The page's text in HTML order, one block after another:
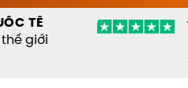
TẾ
giới